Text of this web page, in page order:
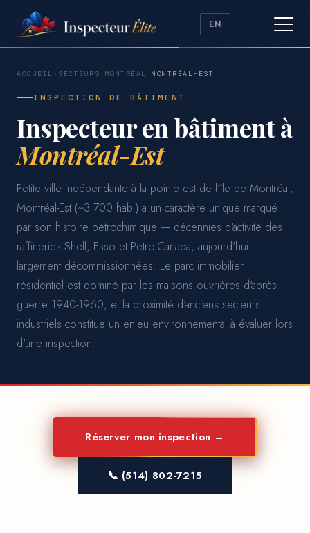
EN
ACCUEIL › SECTEURS › MONTRÉAL › MONTRÉAL-EST
INSPECTION DE BÂTIMENT
Inspecteur en bâtiment à
Montréal-Est
Petite ville indépendante à la pointe est de l'île de Montréal,
Montréal-Est (~3 700 hab.) a un caractère unique marqué
par son histoire pétrochimique — décennies d'activité des
raffineries Shell, Esso et Petro-Canada, aujourd'hui
largement décommissionnées. Le parc immobilier
résidentiel est dominé par les maisons ouvrières d'après-
guerre 1940-1960, et la proximité d'anciens secteurs
industriels constitue un enjeu environnemental à évaluer lors
d'une inspection.
Réserver mon inspection →
📞 (514) 802-7215